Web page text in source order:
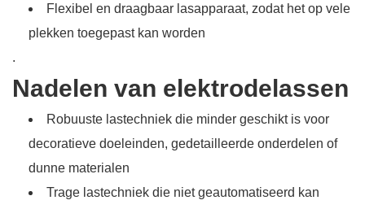
Flexibel en draagbaar lasapparaat, zodat het op vele
plekken toegepast kan worden
.
Nadelen van elektrodelassen
Robuuste lastechniek die minder geschikt is voor
decoratieve doeleinden, gedetailleerde onderdelen of
dunne materialen
Trage lastechniek die niet geautomatiseerd kan